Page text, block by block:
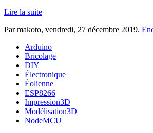
Lire la suite
Par makoto, vendredi, 27 décembre 2019.
Arduino
Bricolage
DIY
Électronique
Éolienne
ESP8266
Impression3D
Modélisation3D
NodeMCU